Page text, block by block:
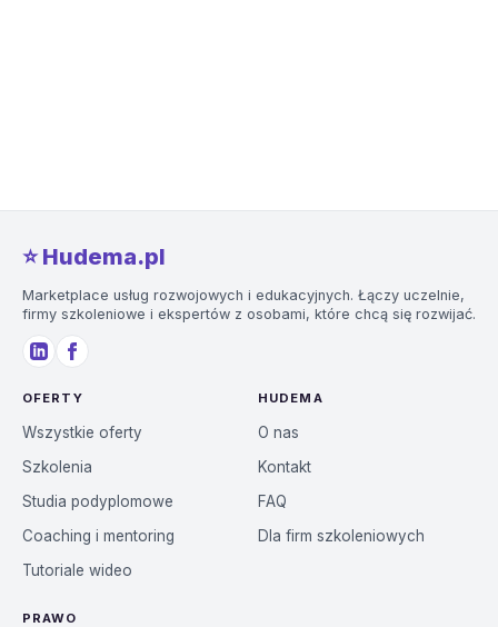
⭐️ Hudema.pl
Marketplace usług rozwojowych i edukacyjnych. Łączy uczelnie,
firmy szkoleniowe i ekspertów z osobami, które chcą się rozwijać.
OFERTY
Wszystkie oferty
Szkolenia
Studia podyplomowe
Coaching i mentoring
Tutoriale wideo
HUDEMA
O nas
Kontakt
FAQ
Dla firm szkoleniowych
PRAWO